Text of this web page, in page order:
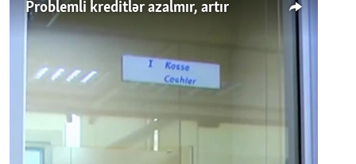
Problemli kreditlər azalmır, artır